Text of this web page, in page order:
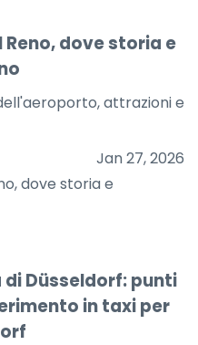
dove storia e
attrazioni e
Jan 27, 2026
Düsseldorf: punti
in taxi per